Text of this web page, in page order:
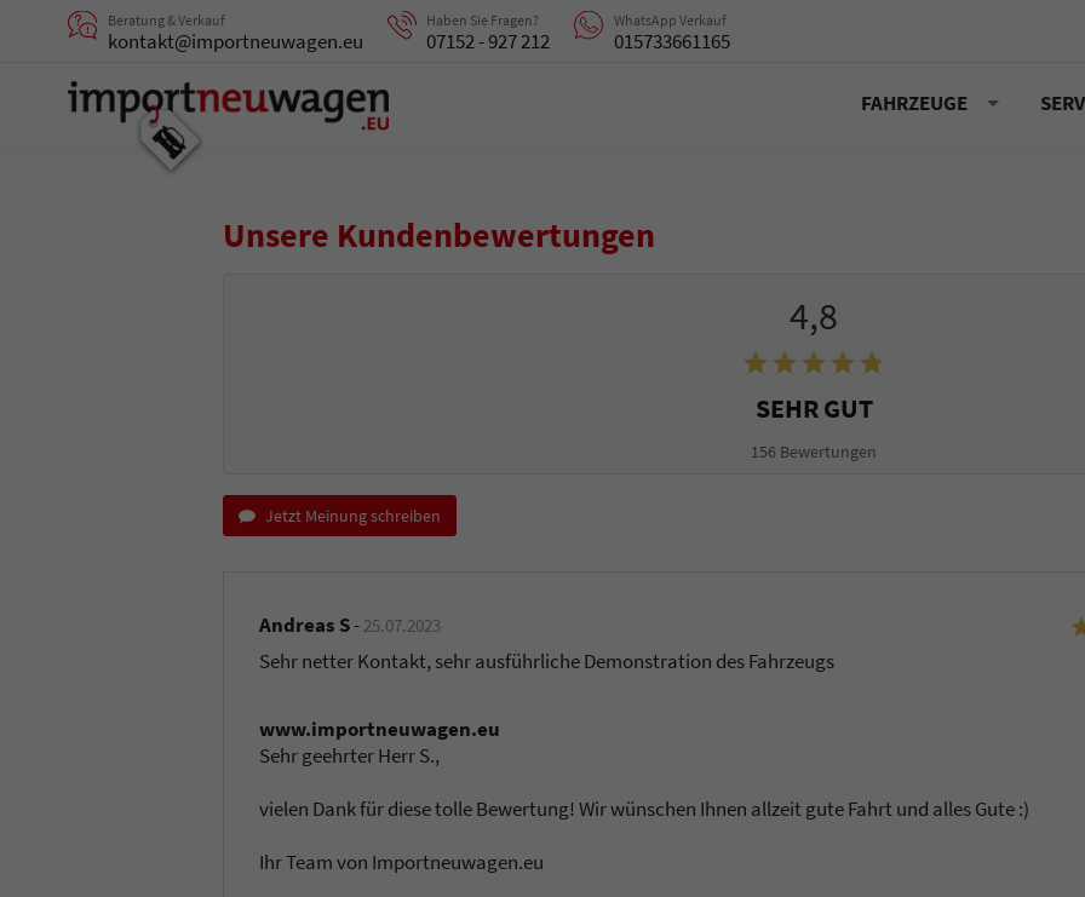
Beratung & Verkauf
kontakt@importneuwagen.eu
Haben Sie Fragen?
07152 - 927 212
WhatsApp Verkauf
015733661165
FAHRZEUGE
Unsere Kundenbewertungen
4,8
SEHR GUT
156 Bewertungen
Jetzt Meinung schreiben
Andreas S- 25.07.2023
Sehr netter Kontakt, sehr ausführliche Demonstration des Fahrzeugs
www.importneuwagen.eu
Sehr geehrter Herr S.,
vielen Dank für diese tolle Bewertung! Wir wünschen Ihnen allzeit gute Fahrt und alles Gute :)
Ihr Team von Importneuwagen.eu